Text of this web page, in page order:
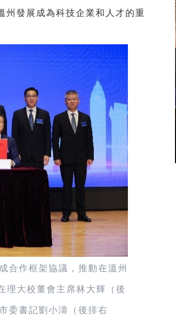
州發展成為科技企業和人才的重
合作框架協議，推動在溫州
理大校董會主席林大輝（後
委書記劉小濤（後排右